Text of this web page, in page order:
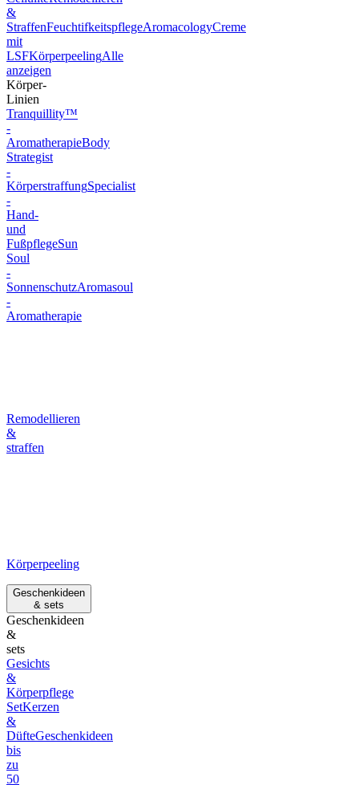
&
StraffenFeuchtifkeitspflegeAromacologyCreme
mit
LSFKörperpeelingAlle
anzeigen
Körper-
Linien
Tranquillity™
-
AromatherapieBody
Strategist
-
KörperstraffungSpecialist
-
Hand-
und
FußpflegeSun
Soul
-
SonnenschutzAromasoul
-
Aromatherapie
Remodellieren
&
straffen
Körperpeeling
Geschenkideen
& sets
Geschenkideen
&
sets
Gesichts
&
Körperpflege
SetKerzen
&
DüfteGeschenkideen
bis
zu
50